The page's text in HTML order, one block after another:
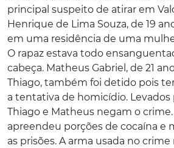
principal suspeito de atirar em
Henrique de Lima Souza, de 19
em uma residência de uma
O rapaz estava todo
cabeça. Matheus Gabriel, de 21
Thiago, também foi detido pois
a tentativa de homicídio. Levados
Thiago e Matheus negam o crime.
apreendeu porções de cocaína e
as prisões. A arma usada no crime